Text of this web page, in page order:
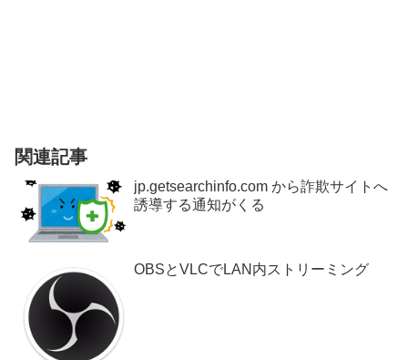
関連記事
jp.getsearchinfo.com から詐欺サイトへ
誘導する通知がくる
OBSとVLCでLAN内ストリーミング